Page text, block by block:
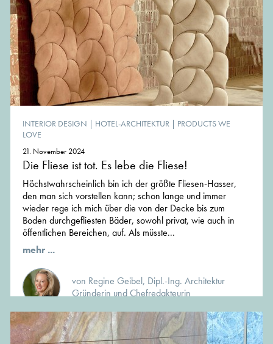
INTERIOR DESIGN | HOTEL-ARCHITEKTUR | PRODUCTS WE
LOVE
21. November 2024
Die Fliese ist tot. Es lebe die Fliese!
Höchstwahrscheinlich bin ich der größte Fliesen-Hasser,
den man sich vorstellen kann; schon lange und immer
wieder rege ich mich über die von der Decke bis zum
Boden durchgefliesten Bäder, sowohl privat, wie auch in
öffentlichen Bereichen, auf. Als müsste...
mehr ...
von Regine Geibel, Dipl.-Ing. Architektur
Gründerin und Chefredakteurin